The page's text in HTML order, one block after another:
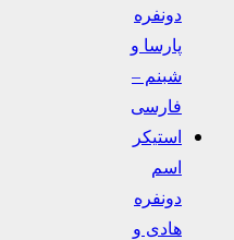
دونفره
پارسا و
شبنم –
فارسی
استیکر
اسم
دونفره
هادی و